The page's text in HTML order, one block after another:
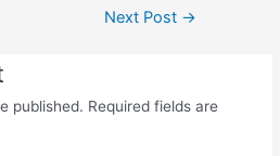
Next Post →
published. Required fields are